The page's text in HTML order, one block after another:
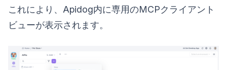
これにより、Apidog内に専用のMCPクライアント
ビューが表示されます。